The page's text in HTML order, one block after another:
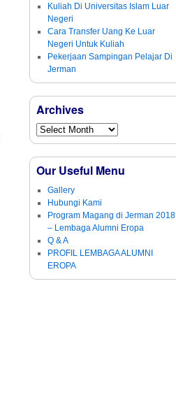
Kuliah Di Universitas Islam Luar
Negeri
Cara Transfer Uang Ke Luar
Negeri Untuk Kuliah
Pekerjaan Sampingan Pelajar Di
Jerman
Archives
Our Useful Menu
Gallery
Hubungi Kami
Program Magang di Jerman 2018
– Lembaga Alumni Eropa
Q & A
PROFIL LEMBAGA ALUMNI
EROPA